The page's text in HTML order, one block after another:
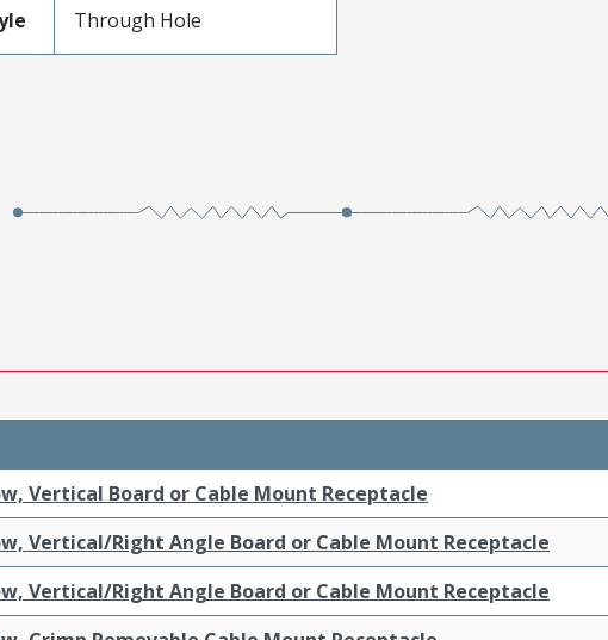
Through Hole
Vertical Board or Cable Mount Receptacle
Vertical/Right Angle Board or Cable Mount Receptacle
Vertical/Right Angle Board or Cable Mount Receptacle